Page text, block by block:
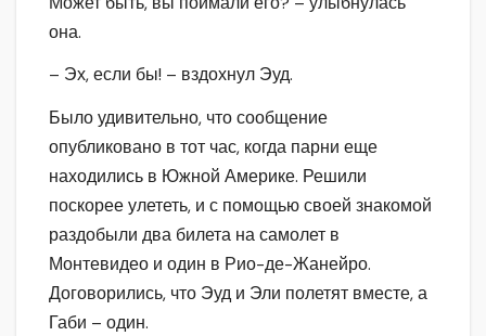
она.
– Эх, если бы! – вздохнул Эуд.
Было удивительно, что сообщение
опубликовано в тот час, когда парни еще
находились в Южной Америке. Решили
поскорее улететь, и с помощью своей знакомой
раздобыли два билета на самолет в
Монтевидео и один в Рио-де-Жанейро.
Договорились, что Эуд и Эли полетят вместе, а
Габи – один.